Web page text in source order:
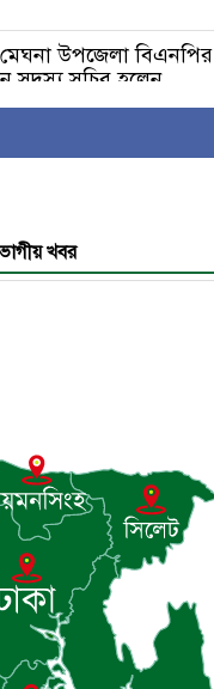
উপজেলা বিএনপির
সদস্য সচিব হলেন
সরকার
জেলা পুলিশ সুপার থেকে
পেলেন দাউদকান্দি
থানার এএসআই সজল
দাউদকান্দিতে উপজেলা
শৃঙ্খলা কমিটির মাসিক
অনুষ্ঠিত
মুচি
খোঁজখবর নিলেন ড.
মারুফ হোসেন
আইন-শৃঙ্খলা
মাসিক সভা অনুষ্ঠিত
খবর